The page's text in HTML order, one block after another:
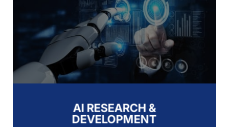
AI RESEARCH &
DEVELOPMENT